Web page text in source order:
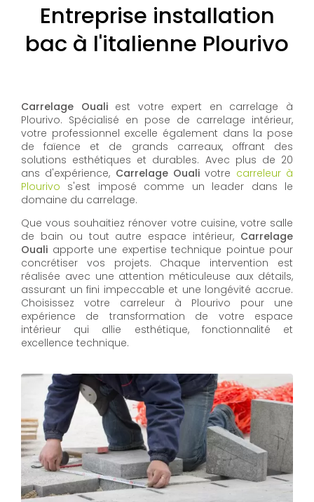
Entreprise installation
bac à l'italienne Plourivo
Carrelage Oualiest votre expert en carrelage à
Plourivo. Spécialisé en pose de carrelage intérieur,
votre professionnel excelle également dans la pose
de faïence et de grands carreaux, offrant des
solutions esthétiques et durables. Avec plus de 20
ans d'expérience, Carrelage Ouali votre carreleur à
Plourivo s'est imposé comme un leader dans le
domaine du carrelage.
Que vous souhaitiez rénover votre cuisine, votre salle
de bain ou tout autre espace intérieur, Carrelage
Ouali apporte une expertise technique pointue pour
concrétiser vos projets. Chaque intervention est
réalisée avec une attention méticuleuse aux détails,
assurant un fini impeccable et une longévité accrue.
Choisissez votre carreleur à Plourivo pour une
expérience de transformation de votre espace
intérieur qui allie esthétique, fonctionnalité et
excellence technique.